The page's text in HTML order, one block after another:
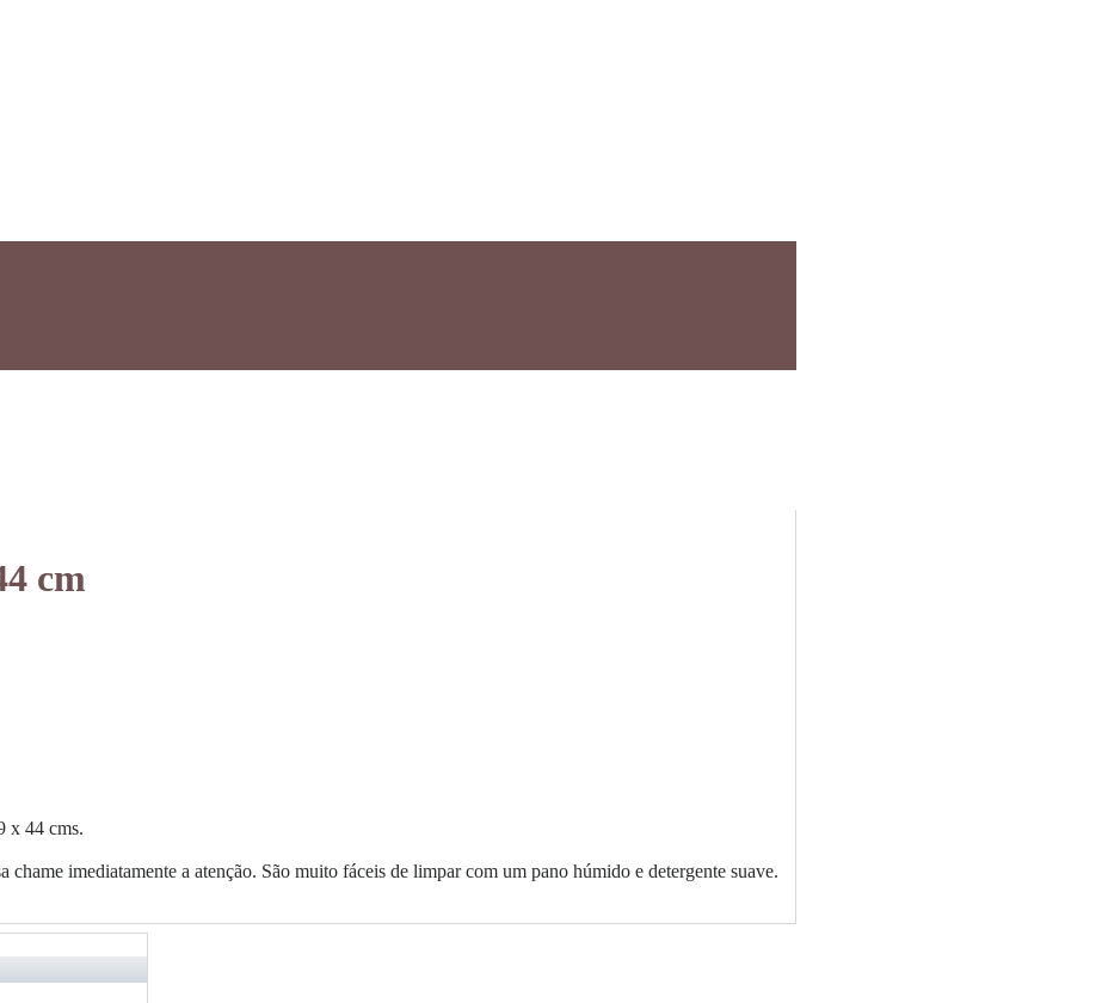
cm
x 44 cms.
imediatamente a atenção. São muito fáceis de limpar com um pano húmido e detergente suave.